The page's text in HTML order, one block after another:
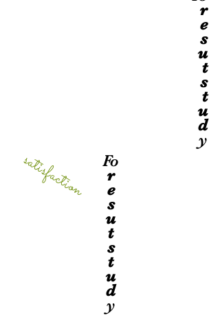
r
e
s
u
t
s
t
u
d
y
satisfaction Fo
r
e
s
u
t
s
t
u
d
y